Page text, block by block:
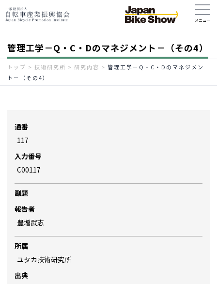
管理工学－Q・C・Dのマネジメント－（その4）
トップ > 技術研究所 > 研究内容 > 管理工学－Q・C・Dのマネジメン
ト－（その4）
通番
117
入力番号
C00117
副題
報告者
豊増武志
所属
ユタカ技術研究所
出典